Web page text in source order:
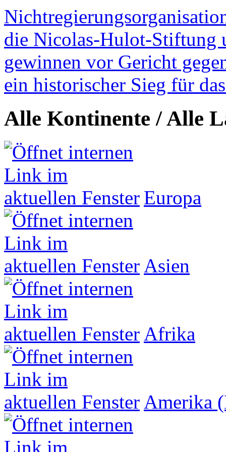
die Nicolas-Hulot-Stiftung
gewinnen vor Gericht
ein historischer Sieg für
Alle Kontinente / Alle
Europa
Asien
Afrika
Amerika